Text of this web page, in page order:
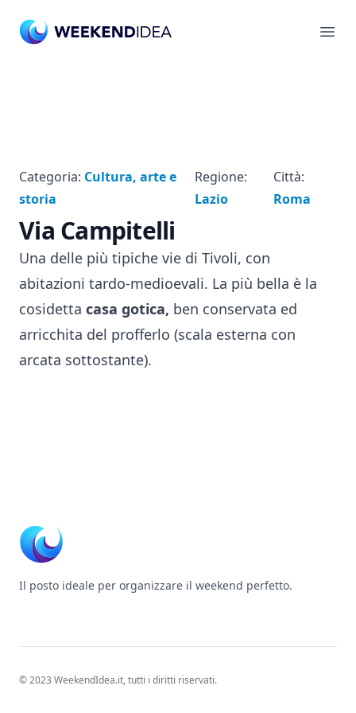
Categoria: Cultura, arte e
storia
Regione:
Lazio
Città:
Roma
Via Campitelli
Una delle più tipiche vie di Tivoli, con
abitazioni tardo-medioevali. La più bella è la
cosidetta casa gotica, ben conservata ed
arricchita del profferlo (scala esterna con
arcata sottostante).
Il posto ideale per organizzare il weekend perfetto.
© 2023 WeekendIdea.it, tutti i diritti riservati.